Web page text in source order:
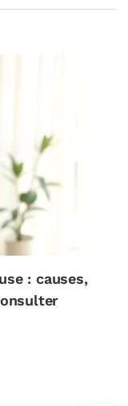
: causes,